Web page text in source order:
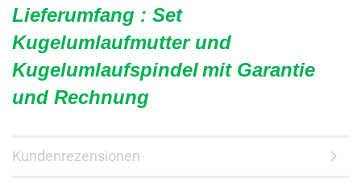
Lieferumfang : Set
Kugelumlaufmutter und
Kugelumlaufspindelmit Garantie
und Rechnung
Kundenrezensionen